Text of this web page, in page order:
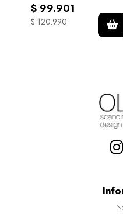
$ 99.901
$ 120.990